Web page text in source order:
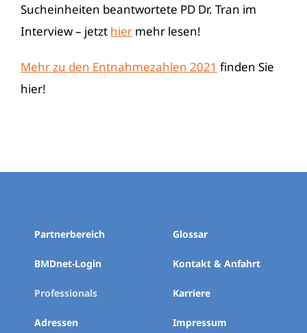
Sucheinheiten beantwortete PD Dr. Tran im
Interview – jetzt hiermehr lesen!
Mehr zu den Entnahmezahlen 2021 finden Sie
hier!
Partnerbereich
BMDnet-Login
Professionals
Adressen
Glossar
Kontakt & Anfahrt
Karriere
Impressum